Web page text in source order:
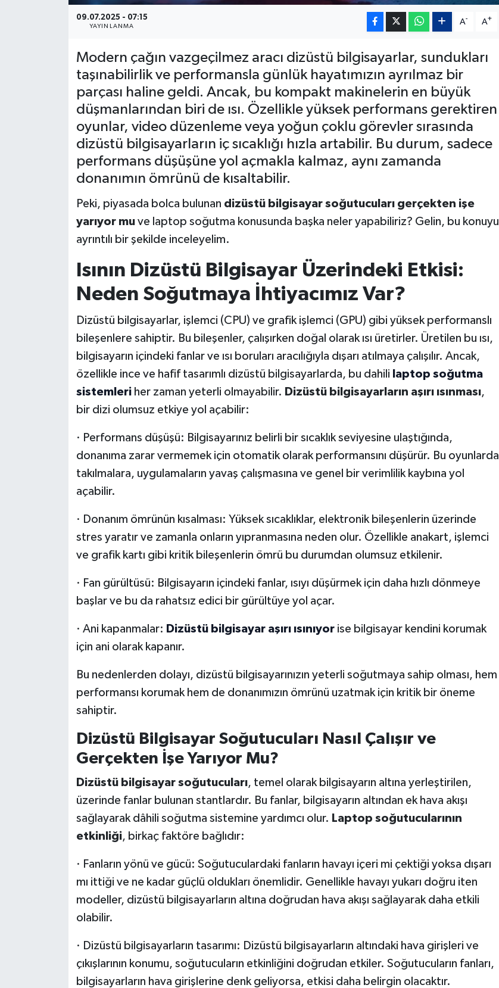
09.07.2025 - 07:15
YAYINLANMA
A- A+
Modern çağın vazgeçilmez aracı dizüstü bilgisayarlar, sundukları
taşınabilirlik ve performansla günlük hayatımızın ayrılmaz bir
parçası haline geldi. Ancak, bu kompakt makinelerin en büyük
düşmanlarından biri de ısı. Özellikle yüksek performans gerektiren
oyunlar, video düzenleme veya yoğun çoklu görevler sırasında
dizüstü bilgisayarların iç sıcaklığı hızla artabilir. Bu durum, sadece
performans düşüşüne yol açmakla kalmaz, aynı zamanda
donanımın ömrünü de kısaltabilir.
Peki, piyasada bolca bulunan dizüstü bilgisayar soğutucuları gerçekten işe
yarıyor mu ve laptop soğutma konusunda başka neler yapabiliriz? Gelin, bu konuyu
ayrıntılı bir şekilde inceleyelim.
Isının Dizüstü Bilgisayar Üzerindeki Etkisi:
Neden Soğutmaya İhtiyacımız Var?
Dizüstü bilgisayarlar, işlemci (CPU) ve grafik işlemci (GPU) gibi yüksek performanslı
bileşenlere sahiptir. Bu bileşenler, çalışırken doğal olarak ısı üretirler. Üretilen bu ısı,
bilgisayarın içindeki fanlar ve ısı boruları aracılığıyla dışarı atılmaya çalışılır. Ancak,
özellikle ince ve hafif tasarımlı dizüstü bilgisayarlarda, bu dahili laptop soğutma
sistemleri her zaman yeterli olmayabilir. Dizüstü bilgisayarların aşırı ısınması,
bir dizi olumsuz etkiye yol açabilir:
· Performans düşüşü: Bilgisayarınız belirli bir sıcaklık seviyesine ulaştığında,
donanıma zarar vermemek için otomatik olarak performansını düşürür. Bu oyunlarda
takılmalara, uygulamaların yavaş çalışmasına ve genel bir verimlilik kaybına yol
açabilir.
· Donanım ömrünün kısalması: Yüksek sıcaklıklar, elektronik bileşenlerin üzerinde
stres yaratır ve zamanla onların yıpranmasına neden olur. Özellikle anakart, işlemci
ve grafik kartı gibi kritik bileşenlerin ömrü bu durumdan olumsuz etkilenir.
· Fan gürültüsü: Bilgisayarın içindeki fanlar, ısıyı düşürmek için daha hızlı dönmeye
başlar ve bu da rahatsız edici bir gürültüye yol açar.
· Ani kapanmalar: Dizüstü bilgisayar aşırı ısınıyor ise bilgisayar kendini korumak
için ani olarak kapanır.
Bu nedenlerden dolayı, dizüstü bilgisayarınızın yeterli soğutmaya sahip olması, hem
performansı korumak hem de donanımızın ömrünü uzatmak için kritik bir öneme
sahiptir.
Dizüstü Bilgisayar Soğutucuları Nasıl Çalışır ve
Gerçekten İşe Yarıyor Mu?
Dizüstü bilgisayar soğutucuları, temel olarak bilgisayarın altına yerleştirilen,
üzerinde fanlar bulunan stantlardır. Bu fanlar, bilgisayarın altından ek hava akışı
sağlayarak dâhili soğutma sistemine yardımcı olur. Laptop soğutucularının
etkinliği, birkaç faktöre bağlıdır:
· Fanların yönü ve gücü: Soğutuculardaki fanların havayı içeri mi çektiği yoksa dışarı
mı ittiği ve ne kadar güçlü oldukları önemlidir. Genellikle havayı yukarı doğru iten
modeller, dizüstü bilgisayarların altına doğrudan hava akışı sağlayarak daha etkili
olabilir.
· Dizüstü bilgisayarların tasarımı: Dizüstü bilgisayarların altındaki hava girişleri ve
çıkışlarının konumu, soğutucuların etkinliğini doğrudan etkiler. Soğutucuların fanları,
bilgisayarların hava girişlerine denk geliyorsa, etkisi daha belirgin olacaktır.